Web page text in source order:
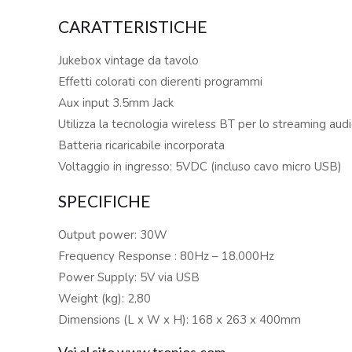
CARATTERISTICHE
Jukebox vintage da tavolo
Effetti colorati con dierenti programmi
Aux input 3.5mm Jack
Utilizza la tecnologia wireless BT per lo streaming
Batteria ricaricabile incorporata
Voltaggio in ingresso: 5VDC (incluso cavo micro USB)
SPECIFICHE
Output power: 30W
Frequency Response : 80Hz – 18.000Hz
Power Supply: 5V via USB
Weight (kg): 2,80
Dimensions (L x W x H): 168 x 263 x 400mm